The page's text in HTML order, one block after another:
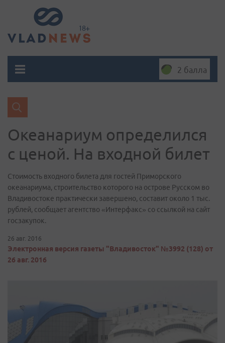
2 балла
Океанариум определился
с ценой. На входной билет
Стоимость входного билета для гостей Приморского
океанариума, строительство которого на острове Русском во
Владивостоке практически завершено, составит около 1 тыс.
рублей, сообщает агентство «Интерфакс» со ссылкой на сайт
госзакупок.
26 авг. 2016
Электронная версия газеты "Владивосток" №3992 (128) от
26 авг. 2016